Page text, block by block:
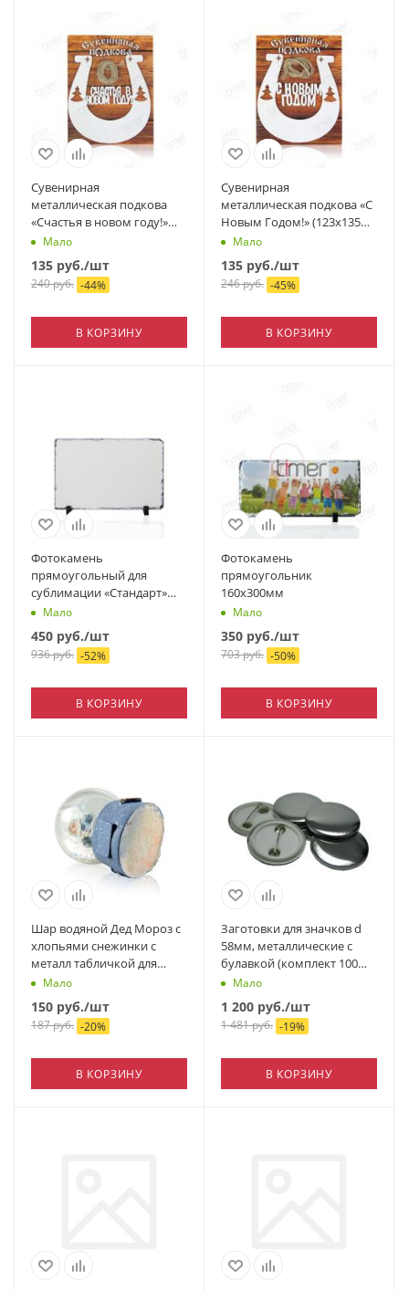
Сувенирная
металлическая подкова
«Счастья в новом году!»
(123х135 мм)
Мало
135 руб./шт
240руб. -44%
В КОРЗИНУ
Сувенирная
металлическая подкова «С
Новым Годом!» (123х135
мм)Мало
135 руб./шт
246руб. -45%
В КОРЗИНУ
Фотокамень
прямоугольный для
сублимации «Стандарт»
(200х300 мм)
Мало
450 руб./шт
936руб. -52%
В КОРЗИНУ
Фотокамень
прямоугольник
160х300мм
Мало
350 руб./шт
703руб. -50%
В КОРЗИНУ
Шар водяной Дед Мороз с
хлопьями снежинки с
металл табличкой для
персонализации (27х15мм)
65x65x87мм
Мало
150 руб./шт
187руб. -20%
В КОРЗИНУ
Заготовки для значков d
58мм, металлические с
булавкой (комплект 100
шт.)Мало
1 200 руб./шт
1 481руб. -19%
В КОРЗИНУ